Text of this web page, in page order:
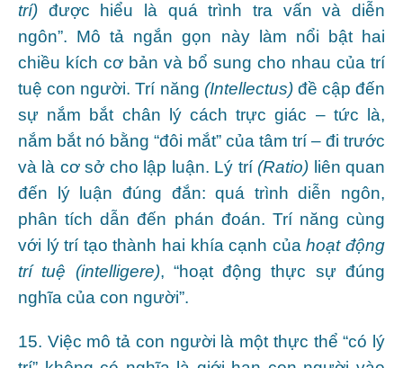
trí) được hiểu là quá trình tra vấn và diễn
ngôn”. Mô tả ngắn gọn này làm nổi bật hai
chiều kích cơ bản và bổ sung cho nhau của trí
tuệ con người. Trí năng (Intellectus)đề cập đến
sự nắm bắt chân lý cách trực giác – tức là,
nắm bắt nó bằng “đôi mắt” của tâm trí – đi trước
và là cơ sở cho lập luận. Lý trí (Ratio) liên quan
đến lý luận đúng đắn: quá trình diễn ngôn,
phân tích dẫn đến phán đoán. Trí năng cùng
với lý trí tạo thành hai khía cạnh củahoạt động
trí tuệ
(intelligere), “hoạt động thực sự đúng
nghĩa của con người”.
15. Việc mô tả con người là một thực thể “có lý